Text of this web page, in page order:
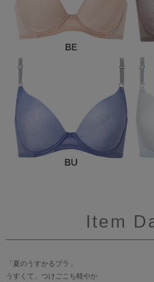
Item
「夏のうすかるブラ」
うすくて、つけごこち軽やか